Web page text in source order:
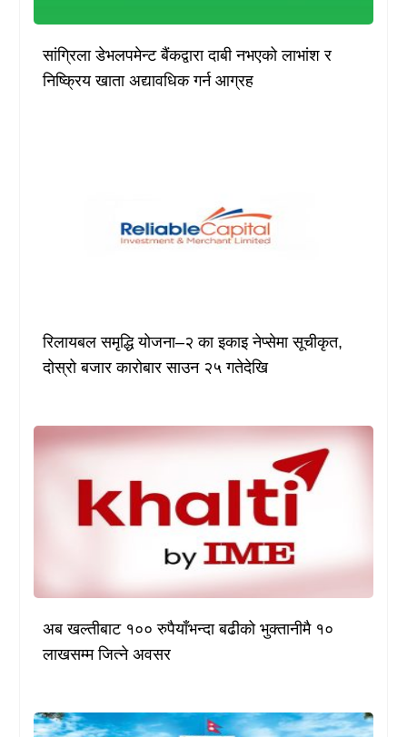
सांग्रिला डेभलपमेन्ट बैंकद्वारा दाबी नभएको लाभांश र
निष्क्रिय खाता अद्यावधिक गर्न आग्रह
रिलायबल समृद्धि योजना–२ का इकाइ नेप्सेमा सूचीकृत,
दोस्रो बजार कारोबार साउन २५ गतेदेखि
अब खल्तीबाट १०० रुपैयाँभन्दा बढीको भुक्तानीमै १०
लाखसम्म जित्ने अवसर